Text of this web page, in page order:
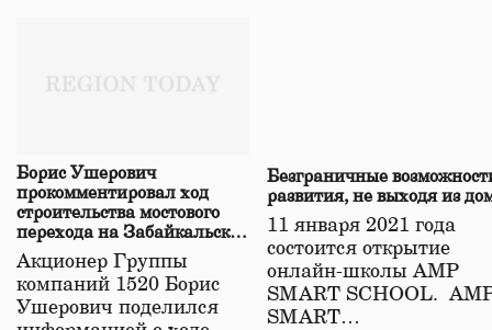
Борис Ушерович
прокомментировал ход
строительства мостового
перехода на Забайкальской
железной дороге
Акционер Группы
компаний 1520 Борис
Ушерович поделился
Безграничные
развития, не выходя из
11 января 2021 года
состоится открытие
онлайн-школы АМР
SMART SCHOOL.
SMART…